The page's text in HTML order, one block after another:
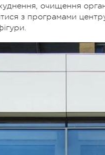
очищення
з програмами